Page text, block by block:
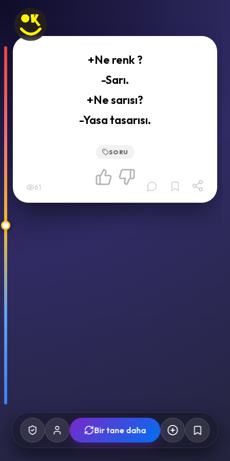
+Ne renk ?
-Sarı.
+Ne sarısı?
-Yasa tasarısı.
SORU
61
Bir tane daha